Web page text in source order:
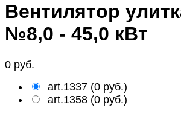
Вентилятор
№8,0 - 45,0 кВт
0 руб.
art.1337 (0 руб.)
art.1358 (0 руб.)